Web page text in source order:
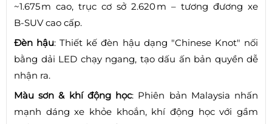
~1.675 m cao, trục cơ sở 2.620 m – tương đương xe
B‑SUV cao cấp.
Đèn hậu: Thiết kế đèn hậu dạng "Chinese Knot" nối
bằng dải LED chạy ngang, tạo dấu ấn bản quyền dễ
nhận ra.
Màu sơn & khí động học: Phiên bản Malaysia nhấn
mạnh dáng xe khỏe khoắn, khí động học với gầm